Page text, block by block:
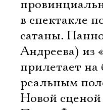
в спектакле
сатаны.
Андреева) из
прилетает на
реальным
Новой